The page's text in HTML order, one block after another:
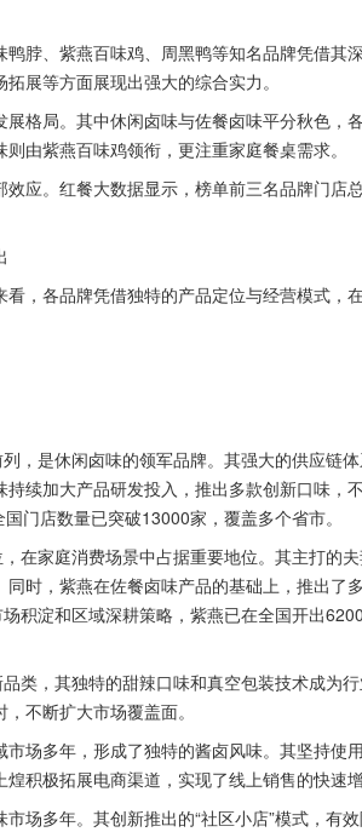
脖、紫燕百味鸡、周黑鸭等知名品牌凭借其
展等方面展现出强大的综合实力。
格局。其中休闲卤味与佐餐卤味平分秋色，
由紫燕百味鸡领衔，更注重家庭餐桌需求。
应。红餐大数据显示，榜单前三名品牌门店
看，各品牌凭借独特的产品定位与经营模式，
，是休闲卤味的领军品牌。其强大的供应链
续加大产品研发投入，推出多款创新口味，
门店数量已突破13000家，覆盖多个省市。
在家庭消费场景中占据重要地位。其主打的
时，紫燕在佐餐卤味产品的基础上，推出了
积淀和区域深耕策略，紫燕已在全国开出
类，其独特的甜辣口味和真空包装技术成为
不断扩大市场覆盖面。
场多年，形成了独特的酱卤风味。其坚持使
积极拓展电商渠道，实现了线上销售的快速增
场多年。其创新推出的“社区小店”模式，有